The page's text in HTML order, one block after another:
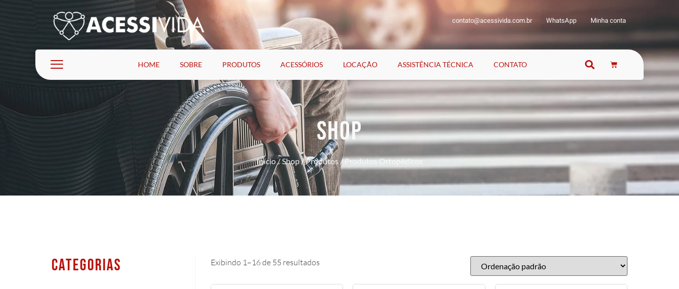
contato@acessivida.com.br WhatsApp Minha conta
HOME SOBRE PRODUTOS ACESSÓRIOS LOCAÇÃO ASSISTÊNCIA TÉCNICA CONTATO
SHOP
Início/Shop/Produtos/ Produtos Ortopédicos
Categorias Exibindo 1–16 de 55 resultados